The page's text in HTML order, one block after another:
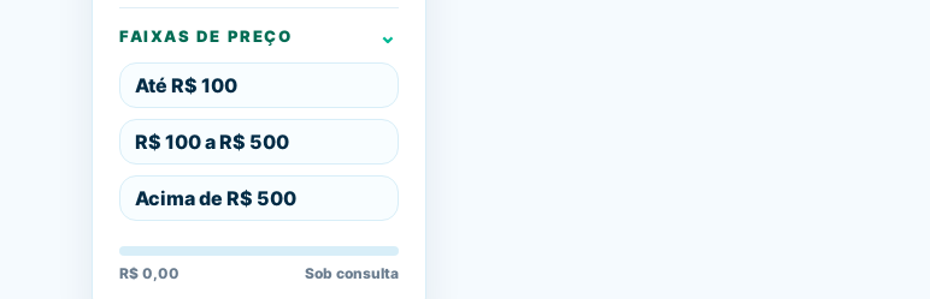
FAIXAS DE PREÇO
Até R$ 100
R$ 100 a R$ 500
Acima de R$ 500
R$ 0,00 Sob consulta